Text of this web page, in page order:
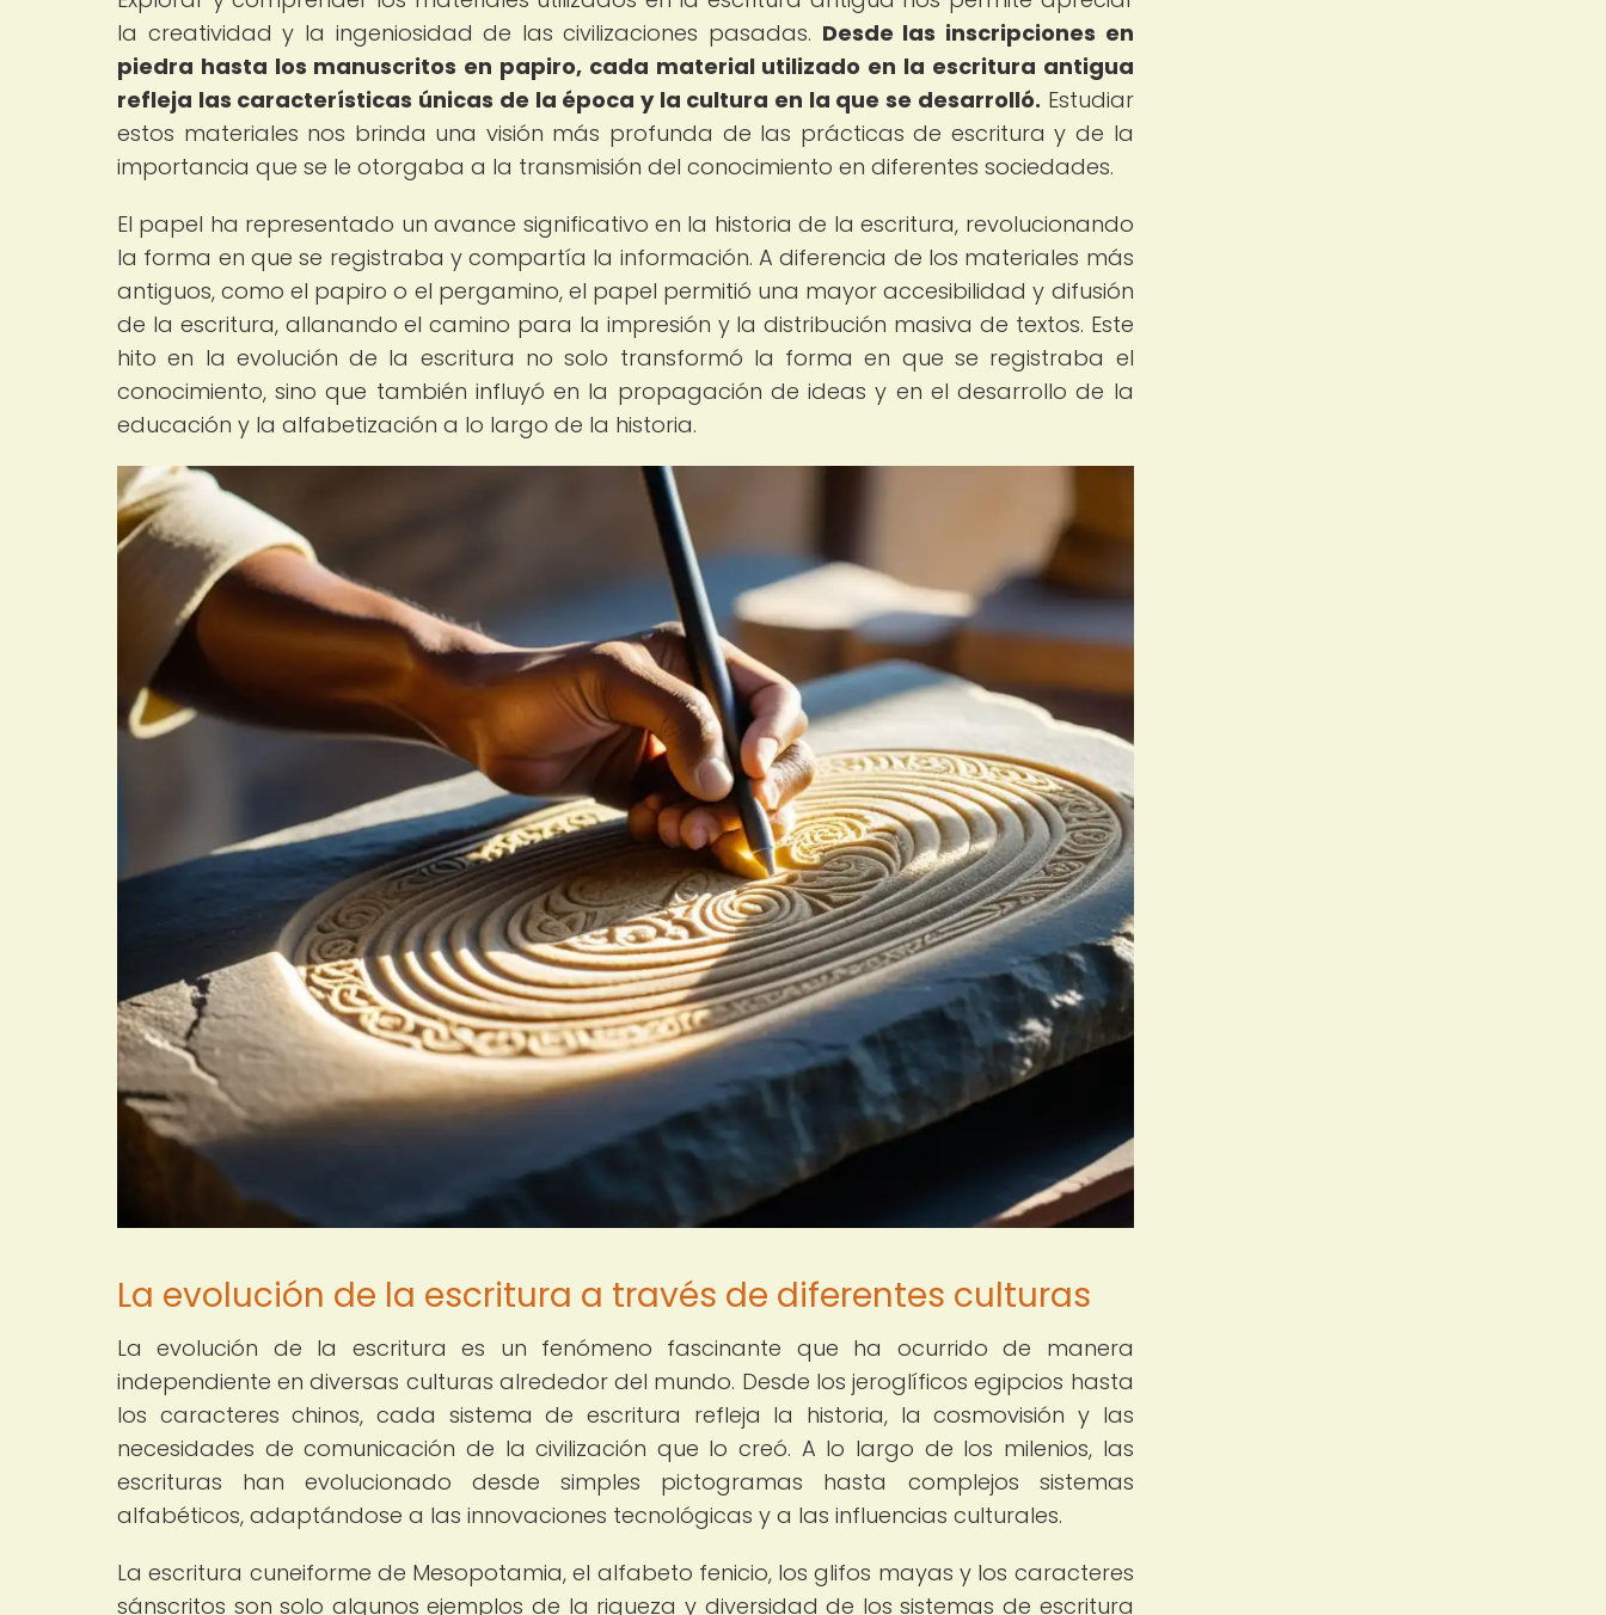
la creatividad y la ingeniosidad de las civilizaciones pasadas. Desde las inscripciones en
piedra hasta los manuscritos en papiro, cada material utilizado en la escritura antigua
refleja las características únicas de la época y la cultura en la que se desarrolló. Estudiar
estos materiales nos brinda una visión más profunda de las prácticas de escritura y de la
importancia que se le otorgaba a la transmisión del conocimiento en diferentes sociedades.
El papel ha representado un avance significativo en la historia de la escritura, revolucionando
la forma en que se registraba y compartía la información. A diferencia de los materiales más
antiguos, como el papiro o el pergamino, el papel permitió una mayor accesibilidad y difusión
de la escritura, allanando el camino para la impresión y la distribución masiva de textos. Este
hito en la evolución de la escritura no solo transformó la forma en que se registraba el
conocimiento, sino que también influyó en la propagación de ideas y en el desarrollo de la
educación y la alfabetización a lo largo de la historia.
La evolución de la escritura a través de diferentes culturas
La evolución de la escritura es un fenómeno fascinante que ha ocurrido de manera
independiente en diversas culturas alrededor del mundo. Desde los jeroglíficos egipcios hasta
los caracteres chinos, cada sistema de escritura refleja la historia, la cosmovisión y las
necesidades de comunicación de la civilización que lo creó. A lo largo de los milenios, las
escrituras han evolucionado desde simples pictogramas hasta complejos sistemas
alfabéticos, adaptándose a las innovaciones tecnológicas y a las influencias culturales.
La escritura cuneiforme de Mesopotamia, el alfabeto fenicio, los glifos mayas y los caracteres
sánscritos son solo algunos ejemplos de la riqueza y diversidad de los sistemas de escritura